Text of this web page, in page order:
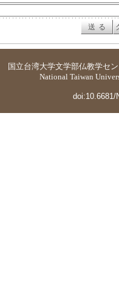
国立台湾大学文学部仏教学セ
National Taiwan
doi:10.6681/